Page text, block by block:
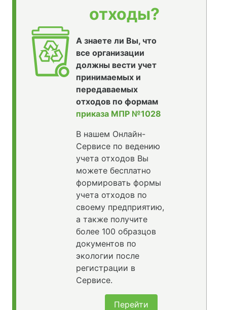
отходы?
А знаете ли Вы, что
все организации
должны вести учет
принимаемых и
передаваемых
отходов по формам
приказа МПР №1028
В нашем Онлайн-
Сервисе по ведению
учета отходов Вы
можете бесплатно
формировать формы
учета отходов по
своему предприятию,
а также получите
более 100 образцов
документов по
экологии после
регистрации в
Сервисе.
Перейти